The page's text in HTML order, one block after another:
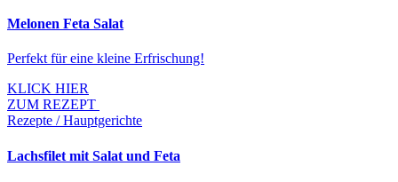
Melonen Feta Salat
Perfekt für eine kleine Erfrischung!
KLICK HIER
ZUM REZEPT
Rezepte / Hauptgerichte
Lachsfilet mit Salat und Feta